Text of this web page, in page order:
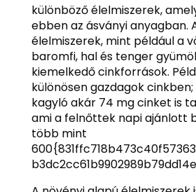
különböző élelmiszerek,
ebben az ásványi anyagban.
élelmiszerek, mint például a
baromfi, hal és tenger
kiemelkedő cinkforrások.
különösen gazdagok
kagyló akár 74 mg cinket is
ami a felnőttek napi ajánlott
több mint